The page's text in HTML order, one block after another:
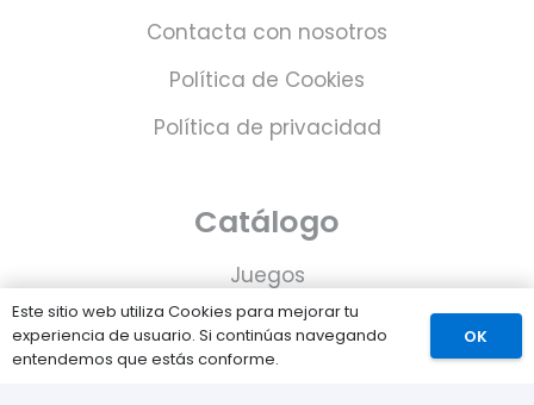
Contacta con nosotros
Política de Cookies
Política de privacidad
Catálogo
Juegos
Consolas
Accesorios para tu PS5
Este sitio web utiliza Cookies para mejorar tu
experiencia de usuario. Si continúas navegando
entendemos que estás conforme.
OK